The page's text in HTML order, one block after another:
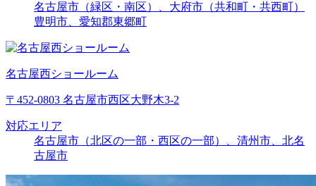
名古屋市（緑区・南区）、大府市（共和町・共西町）
豊明市、愛知郡東郷町
名古屋西ショールーム
〒452-0803 名古屋市西区大野木3-2
対応エリア
名古屋市（北区の一部・西区の一部）、清州市、北名
古屋市